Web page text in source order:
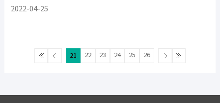
2022-04-25
21 22 23 24 25 26